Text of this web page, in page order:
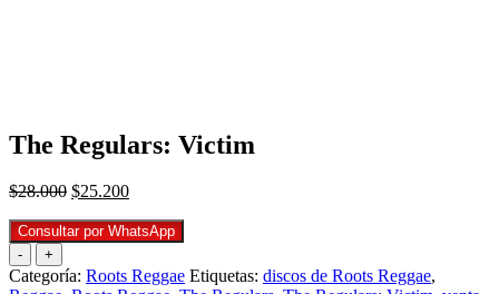
The Regulars: Victim
$28.000 El
original
$28.000.
$25.200El
actual
$25.200.
Consultar por WhatsApp
-
+
Categoría: Roots Reggae Etiquetas: discos de Roots Reggae,